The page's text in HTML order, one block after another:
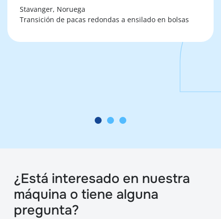
Stavanger, Noruega
Transición de pacas redondas a ensilado en bolsas
¿Está interesado en nuestra
máquina o tiene alguna
pregunta?